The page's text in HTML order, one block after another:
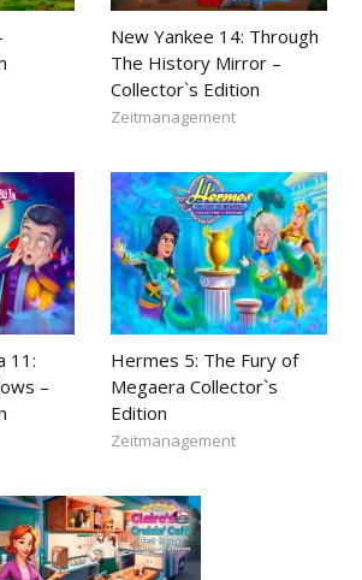
New Yankee 14: Through
The History Mirror –
Collector`s Edition
Zeitmanagement
11:
–
Hermes 5: The Fury of
Megaera Collector`s
Edition
Zeitmanagement